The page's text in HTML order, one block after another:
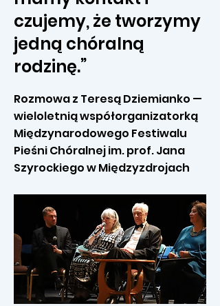
czujemy, że tworzymy
jedną chóralną
rodzinę.”
Rozmowa z Teresą Dziemianko —
wieloletnią współorganizatorką
Międzynarodowego Festiwalu
Pieśni Chóralnej im. prof. Jana
Szyrockiego w Międzyzdrojach